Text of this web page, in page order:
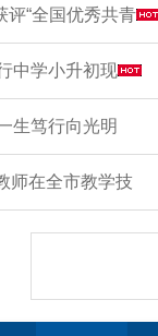
评“全国优秀共青
中学小升初现
生笃行向光明
师在全市教学技